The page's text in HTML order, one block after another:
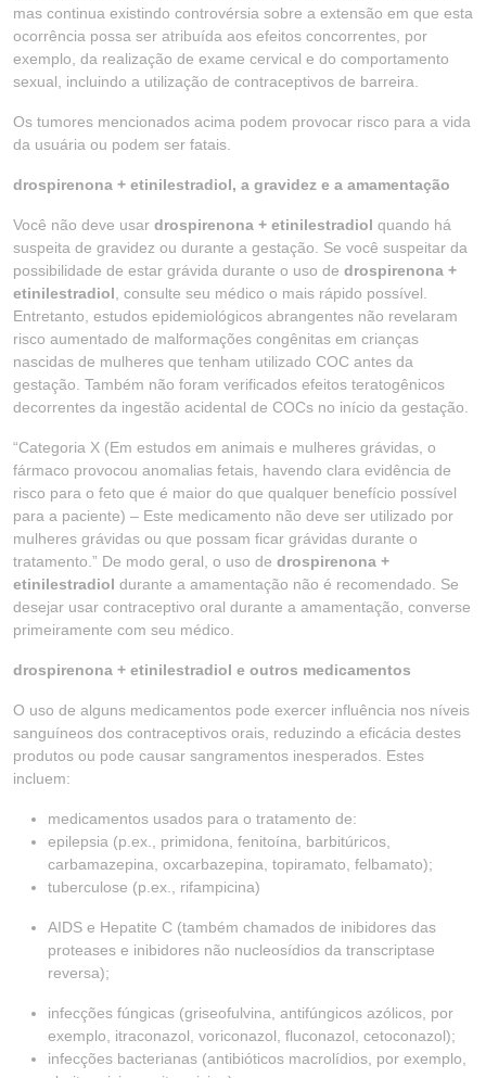
mas continua existindo controvérsia sobre a extensão em que esta
ocorrência possa ser atribuída aos efeitos concorrentes, por
exemplo, da realização de exame cervical e do comportamento
sexual, incluindo a utilização de contraceptivos de barreira.
Os tumores mencionados acima podem provocar risco para a vida
da usuária ou podem ser fatais.
drospirenona + etinilestradiol, a gravidez e a amamentação
Você não deve usar drospirenona + etinilestradiol quando há
suspeita de gravidez ou durante a gestação. Se você suspeitar da
possibilidade de estar grávida durante o uso de drospirenona +
etinilestradiol , consulte seu médico o mais rápido possível.
Entretanto, estudos epidemiológicos abrangentes não revelaram
risco aumentado de malformações congênitas em crianças
nascidas de mulheres que tenham utilizado COC antes da
gestação. Também não foram verificados efeitos teratogênicos
decorrentes da ingestão acidental de COCs no início da gestação.
“Categoria X (Em estudos em animais e mulheres grávidas, o
fármaco provocou anomalias fetais, havendo clara evidência de
risco para o feto que é maior do que qualquer benefício possível
para a paciente) – Este medicamento não deve ser utilizado por
mulheres grávidas ou que possam ficar grávidas durante o
tratamento.” De modo geral, o uso de drospirenona +
etinilestradiol durante a amamentação não é recomendado. Se
desejar usar contraceptivo oral durante a amamentação, converse
primeiramente com seu médico.
drospirenona + etinilestradiol e outros medicamentos
O uso de alguns medicamentos pode exercer influência nos níveis
sanguíneos dos contraceptivos orais, reduzindo a eficácia destes
produtos ou pode causar sangramentos inesperados. Estes
incluem:
medicamentos usados para o tratamento de:
epilepsia (p.ex., primidona, fenitoína, barbitúricos,
carbamazepina, oxcarbazepina, topiramato, felbamato);
tuberculose (p.ex., rifampicina)
AIDS e Hepatite C (também chamados de inibidores das
proteases e inibidores não nucleosídios da transcriptase
reversa);
infecções fúngicas (griseofulvina, antifúngicos azólicos, por
exemplo, itraconazol, voriconazol, fluconazol, cetoconazol);
infecções bacterianas (antibióticos macrolídios, por exemplo,